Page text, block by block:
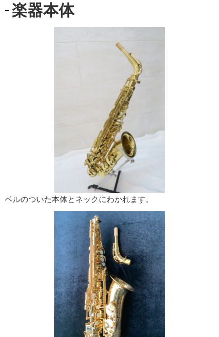
楽器本体
ベルのついた本体とネックにわかれます。